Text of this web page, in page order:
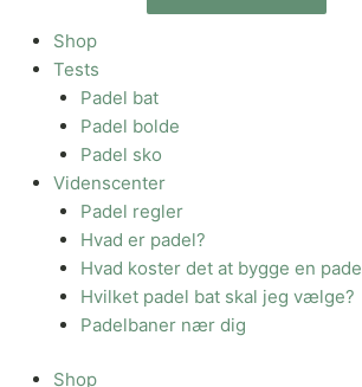
Shop
Tests
Padel bat
Padel bolde
Padel sko
Videnscenter
Padel regler
Hvad er padel?
Hvad koster det at bygge en
Hvilket padel bat skal jeg vælge?
Padelbaner nær dig
Shop